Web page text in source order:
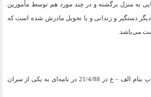
به منزل برگشته و در چند مورد هم توسط مأمورین
دیگر دستگیر و زندانی و یا تحویل مادرش شده است که
می‌باشد.
درمورد اخیر مادر س – پ بنام الف – ع در 21/4/88 در نامه‌ای به یکی از سران